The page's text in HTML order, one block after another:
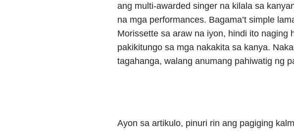
ang multi-awarded singer na kilala sa
na mga performances. Bagama’t simple
Morissette sa araw na iyon, hindi ito naging
pakikitungo sa mga nakakita sa kanya.
tagahanga, walang anumang pahiwatig ng
Ayon sa artikulo, pinuri rin ang pagiging